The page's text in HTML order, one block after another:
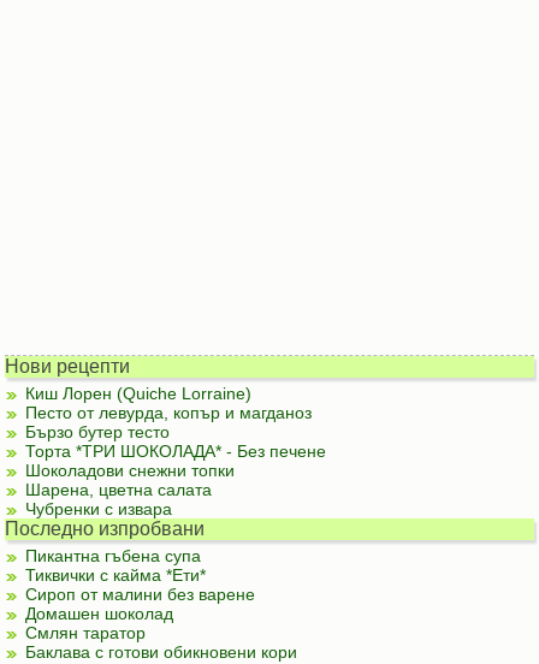
Нови рецепти
Киш Лорен (Quiche Lorraine)
Песто от левурда, копър и магданоз
Бързо бутер тесто
Торта *ТРИ ШОКОЛАДА* - Без печене
Шоколадови снежни топки
Шарена, цветна салата
Чубренки с извара
Последно изпробвани
Пикантна гъбена супа
Тиквички с кайма *Ети*
Сироп от малини без варене
Домашен шоколад
Смлян таратор
Баклава с готови обикновени кори